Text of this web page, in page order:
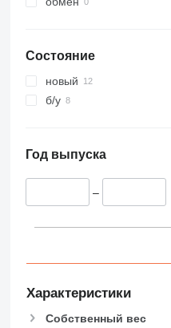
Состояние
новый
б/у
Год выпуска
–
Характеристики
Собственный вес